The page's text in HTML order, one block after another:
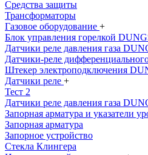
Средства защиты
Трансформаторы
Газовое оборудование +
Блок управления горелкой
Датчики реле давления газа
Датчики-реле
Штекер электроподключения
Датчики реле +
Тест 2
Датчики реле давления газа
Запорная арматура и указатели
Запорная арматура
Запорное устройство
Стекла Клингера